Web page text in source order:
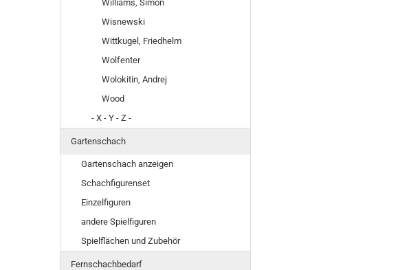
Williams, Simon
Wisnewski
Wittkugel, Friedhelm
Wolfenter
Wolokitin, Andrej
Wood
- X - Y - Z -
Gartenschach
Gartenschach anzeigen
Schachfigurenset
Einzelfiguren
andere Spielfiguren
Spielflächen und Zubehör
Fernschachbedarf